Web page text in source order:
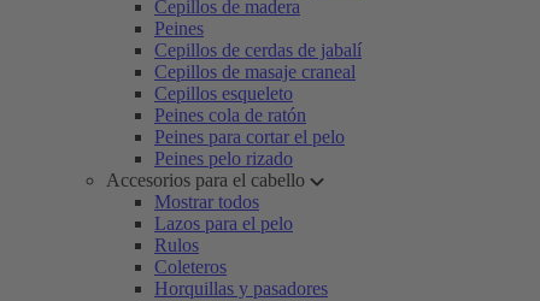
Cepillos de madera
Peines
Cepillos de cerdas de jabalí
Cepillos de masaje craneal
Cepillos esqueleto
Peines cola de ratón
Peines para cortar el pelo
Peines pelo rizado
Accesorios para el cabello
Mostrar todos
Lazos para el pelo
Rulos
Coleteros
Horquillas y pasadores